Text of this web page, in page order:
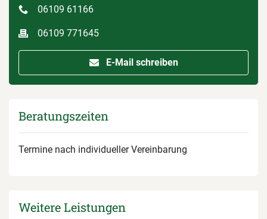
06109 61166
06109 771645
E-Mail schreiben
Beratungszeiten
Termine nach individueller Vereinbarung
Weitere Leistungen